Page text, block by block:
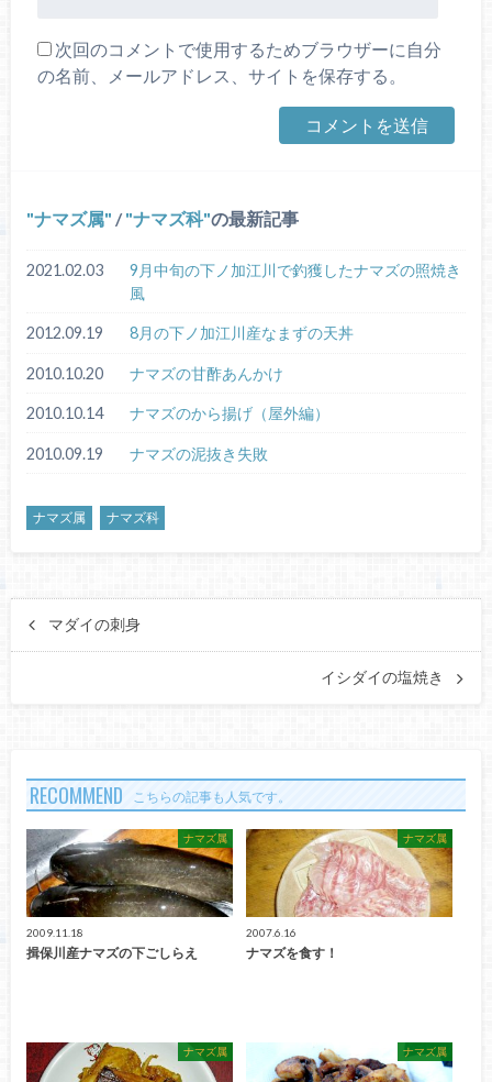
次回のコメントで使用するためブラウザーに自分
の名前、メールアドレス、サイトを保存する。
ナマズ属 / ナマズ科 の最新記事
2021.02.03
9月中旬の下ノ加江川で釣獲したナマズの照焼き
風
2012.09.19 8月の下ノ加江川産なまずの天丼
2010.10.20 ナマズの甘酢あんかけ
2010.10.14 ナマズのから揚げ（屋外編）
2010.09.19 ナマズの泥抜き失敗
ナマズ属 ナマズ科
マダイの刺身
イシダイの塩焼き
RECOMMEND こちらの記事も人気です。
ナマズ属
2009.11.18
揖保川産ナマズの下ごしらえ
ナマズ属
2007.6.16
ナマズを食す！
ナマズ属 ナマズ属